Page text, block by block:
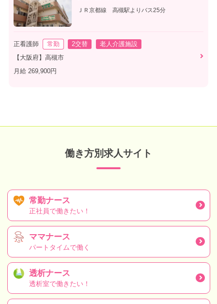
ＪＲ京都線 高槻駅よりバス25分
正看護師 常勤 2交替
老人介護施設
【大阪府】高槻市
月給 269,900円
働き方別求人サイト
常勤ナース
正社員で働きたい！
ママナース
パートタイムで働く
透析ナース
透析室で働きたい！